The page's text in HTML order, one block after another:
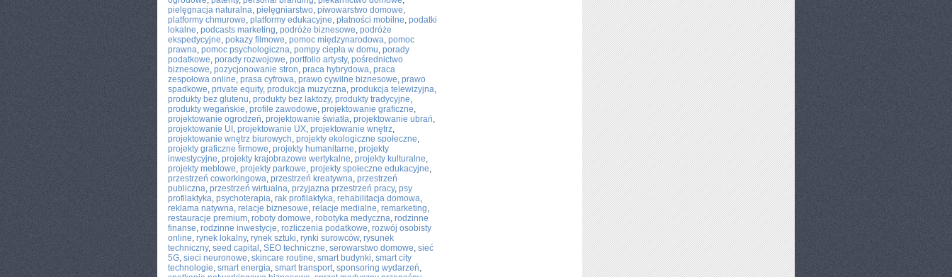
pielęgnacja naturalna, pielęgniarstwo, piwowarstwo domowe,
platformy chmurowe, platformy edukacyjne, płatności mobilne, podatki
lokalne, podcasts marketing, podróże biznesowe, podróże
ekspedycyjne, pokazy filmowe, pomoc międzynarodowa, pomoc
prawna, pomoc psychologiczna, pompy ciepła w domu, porady
podatkowe, porady rozwojowe, portfolio artysty, pośrednictwo
biznesowe, pozycjonowanie stron, praca hybrydowa, praca
zespołowa online, prasa cyfrowa, prawo cywilne biznesowe, prawo
spadkowe, private equity, produkcja muzyczna, produkcja telewizyjna,
produkty bez glutenu, produkty bez laktozy, produkty tradycyjne,
produkty wegańskie, profile zawodowe, projektowanie graficzne,
projektowanie ogrodzeń, projektowanie światła, projektowanie ubrań,
projektowanie UI , projektowanie UX, projektowanie wnętrz,
projektowanie wnętrz biurowych, projekty ekologiczne społeczne,
projekty graficzne firmowe, projekty humanitarne, projekty
inwestycyjne, projekty krajobrazowe wertykalne, projekty kulturalne,
projekty meblowe, projekty parkowe, projekty społeczne edukacyjne,
przestrzeń coworkingowa, przestrzeń kreatywna, przestrzeń
publiczna, przestrzeń wirtualna, przyjazna przestrzeń pracy, psy
profilaktyka, psychoterapia, rak profilaktyka, rehabilitacja domowa,
reklama natywna, relacje biznesowe, relacje medialne, remarketing,
restauracje premium, roboty domowe, robotyka medyczna, rodzinne
finanse, rodzinne inwestycje, rozliczenia podatkowe, rozwój osobisty
online, rynek lokalny, rynek sztuki, rynki surowców, rysunek
techniczny, seed capital , SEO techniczne, serowarstwo domowe, sieć
5G, sieci neuronowe, skincare routine, smart budynki, smart city
technologie, smart energia, smart transport, sponsoring wydarzeń,